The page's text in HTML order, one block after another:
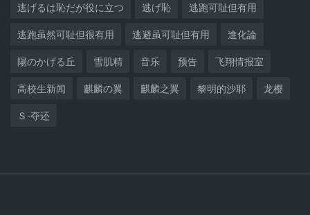
逃げるは恥だが役に立つ 逃げ恥 逃跑可耻但有用
逃跑虽然可耻但很有用 逃避虽可耻但有用 進化論
陽のかげる丘 雪肌精 音乐 预告 飞翔情报室
高校生新闻 麒麟の翼 麒麟之翼 黎明的沙耶 龙樱
Ｓ-夺还